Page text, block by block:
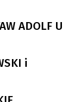
ADOLF U
i